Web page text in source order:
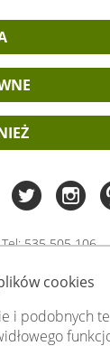
cookies
i podobnych
Tel:535 505 106
obrazow.pl
by swiat-
prawa